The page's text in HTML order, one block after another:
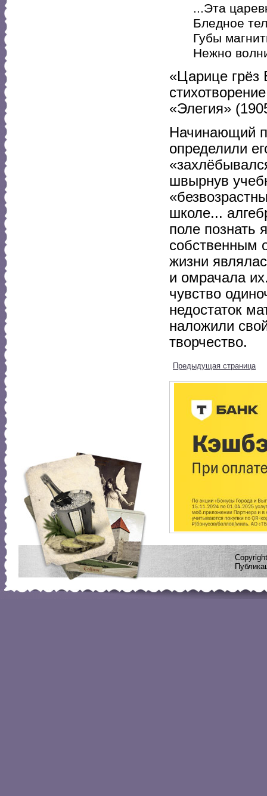
...Эта
Бледное
Губы
Нежно
«Царице грёз
«Элегия»
Начинающий
определили
швырнув
школе...
поле познать
собственным
жизни
и омрачала
чувство
недостаток
наложили
творчество.
Предыдущая страница